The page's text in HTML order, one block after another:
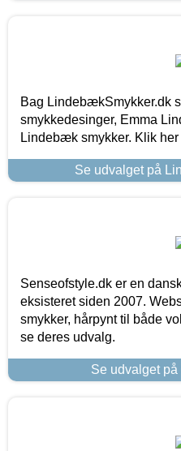
Bag LindebækSmykker.dk
smykkedesinger, Emma
Lindebæk smykker. Klik
Se udvalget på
Senseofstyle.dk er en
eksisteret siden 2007.
smykker, hårpynt til både
se deres udvalg.
Se udvalget